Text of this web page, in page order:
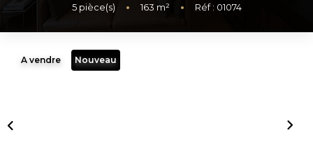
CONTACT
5pièce(s) • 163 m² • Réf : 01074
A vendre Nouveau